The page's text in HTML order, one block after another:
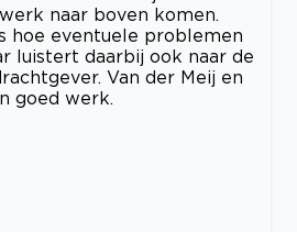
naar boven komen.
hoe eventuele problemen
luistert daarbij ook naar de
Van der Meij en
goed werk.